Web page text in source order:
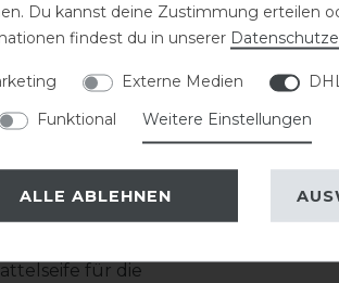
Schuhgröße fällt
die Farbe des
eine regelmäßige
feuchten Tuch
für die
Du kannst deine Zustimmung erteilen
findest du in unserer
Externe Medien
Funktional Weitere Einstellungen
ALLE ABLEHNEN